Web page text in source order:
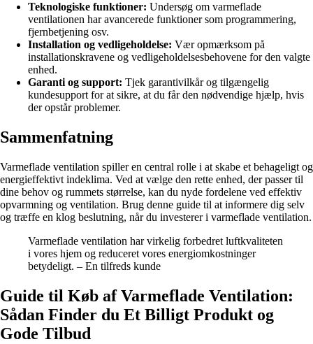
Teknologiske funktioner: Undersøg om varmeflade
ventilationen har avancerede funktioner som programmering,
fjernbetjening osv.
Installation og vedligeholdelse: Vær opmærksom på
installationskravene og vedligeholdelsesbehovene for den valgte
enhed.
Garanti og support: Tjek garantivilkår og tilgængelig
kundesupport for at sikre, at du får den nødvendige hjælp, hvis
der opstår problemer.
Sammenfatning
Varmeflade ventilation spiller en central rolle i at skabe et behageligt og
energieffektivt indeklima. Ved at vælge den rette enhed, der passer til
dine behov og rummets størrelse, kan du nyde fordelene ved effektiv
opvarmning og ventilation. Brug denne guide til at informere dig selv
og træffe en klog beslutning, når du investerer i varmeflade ventilation.
Varmeflade ventilation har virkelig forbedret luftkvaliteten
i vores hjem og reduceret vores energiomkostninger
betydeligt. – En tilfreds kunde
Guide til Køb af Varmeflade Ventilation:
Sådan Finder du Et Billigt Produkt og
Gode Tilbud